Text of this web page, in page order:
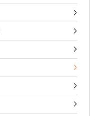





